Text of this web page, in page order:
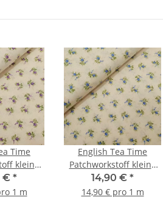
Time
kleine
flieder,
€ *
1 m
English Tea Time
Patchworkstoff kleine
Blumen natur, blau,
grün
14,90 € *
14,90 € pro 1 m